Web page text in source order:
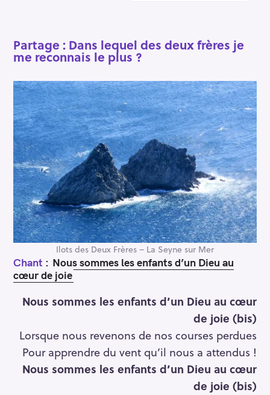
Partage : Dans lequel des deux frères je
me reconnais le plus ?
Ilots des Deux Frères – La Seyne sur Mer
Chant : Nous sommes les enfants d’un Dieu au
cœur de joie
Nous sommes les enfants d’un Dieu au cœur
de joie (bis)
Lorsque nous revenons de nos courses perdues
Pour apprendre du vent qu’il nous a attendus !
Nous sommes les enfants d’un Dieu au cœur
de joie (bis)